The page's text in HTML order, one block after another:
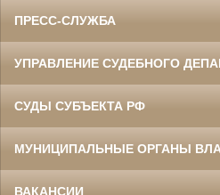
ПРЕСС-СЛУЖБА
УПРАВЛЕНИЕ СУДЕБНОГО
СУДЫ СУБЪЕКТА РФ
МУНИЦИПАЛЬНЫЕ ОРГАНЫ
ВАКАНСИИ